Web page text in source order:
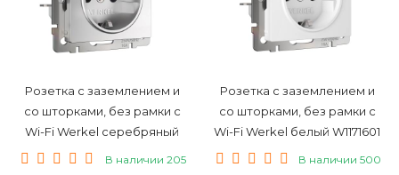
Розетка с заземлением и
со шторками, без рамки с
Wi-Fi Werkel серебряный
W1171606
В наличии 205
Розетка с заземлением и
со шторками, без рамки с
Wi-Fi Werkel белый W1171601
В наличии 500